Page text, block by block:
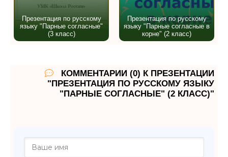
Презентация по русскому
языку "Парные согласные"
(3 класс)
Презентация по русскому
языку "Парные согласные в
корне" (2 класс)
КОММЕНТАРИИ (0) К ПРЕЗЕНТАЦИИ
"ПРЕЗЕНТАЦИЯ ПО РУССКОМУ ЯЗЫКУ
"ПАРНЫЕ СОГЛАСНЫЕ" (2 КЛАСС)"